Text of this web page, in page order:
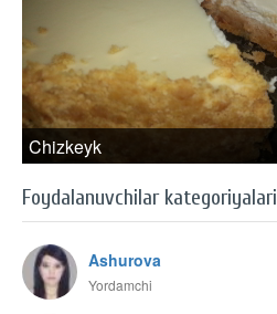
Chizkeyk
Foydalanuvchilar kategoriyalari
Ashurova
Yordamchi